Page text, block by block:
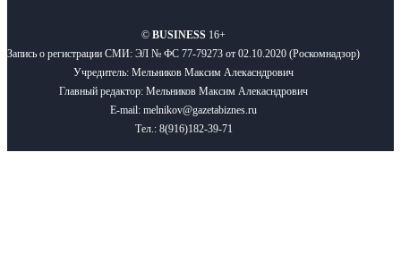
© BUSINESS 16+
Запись о регистрации СМИ: ЭЛ № ФС 77-79273 от 02.10.2020 (Роскомнадзор)
Учредитель: Мельников Максим Алекасндрович
Главный редактор: Мельников Максим Алекасндрович
E-mail: melnikov@gazetabiznes.ru
Тел.: 8(916)182-39-71